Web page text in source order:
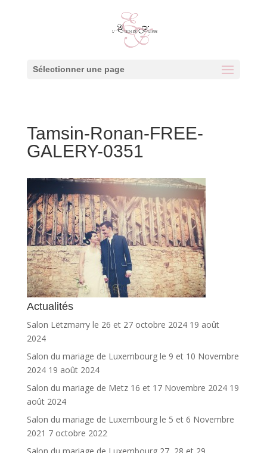
Sélectionner une page
Tamsin-Ronan-FREE-
GALERY-0351
Actualités
Salon Lëtzmarry le 26 et 27 octobre 2024 19 août
2024
Salon du mariage de Luxembourg le 9 et 10 Novembre
2024 19 août 2024
Salon du mariage de Metz 16 et 17 Novembre 2024 19
août 2024
Salon du mariage de Luxembourg le 5 et 6 Novembre
2021 7 octobre 2022